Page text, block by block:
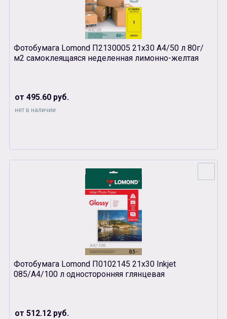
Фотобумага Lomond П2130005 21х30 А4/50 л 80г/
м2 самоклеящаяся неделенная лимонно-желтая
от 495.60 руб.
нет в наличии
Фотобумага Lomond П0102145 21х30 Inkjet
085/A4/100 л односторонняя глянцевая
от 512.12 руб.